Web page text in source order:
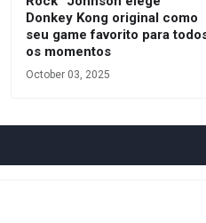
Donkey Kong original como
seu game favorito para
os momentos
October 03, 2025